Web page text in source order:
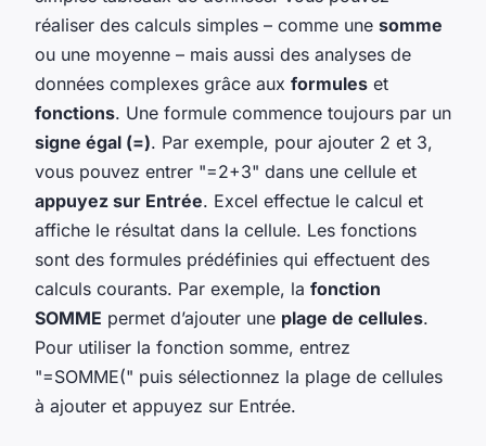
réaliser des calculs simples – comme une somme
ou une moyenne – mais aussi des analyses de
données complexes grâce aux formules et
fonctions. Une formule commence toujours par un
signe égal (=). Par exemple, pour ajouter 2 et 3,
vous pouvez entrer "=2+3" dans une cellule et
appuyez sur Entrée. Excel effectue le calcul et
affiche le résultat dans la cellule. Les fonctions
sont des formules prédéfinies qui effectuent des
calculs courants. Par exemple, la fonction
SOMME permet d’ajouter une plage de cellules.
Pour utiliser la fonction somme, entrez
"=SOMME(" puis sélectionnez la plage de cellules
à ajouter et appuyez sur Entrée.